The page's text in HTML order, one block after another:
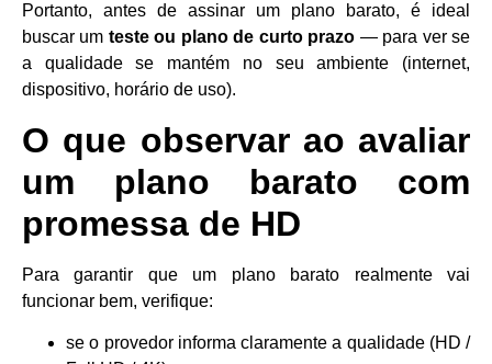
Portanto, antes de assinar um plano barato, é ideal
buscar um teste ou plano de curto prazo — para ver se
a qualidade se mantém no seu ambiente (internet,
dispositivo, horário de uso).
O que observar ao avaliar
um plano barato com
promessa de HD
Para garantir que um plano barato realmente vai
funcionar bem, verifique:
se o provedor informa claramente a qualidade (HD /